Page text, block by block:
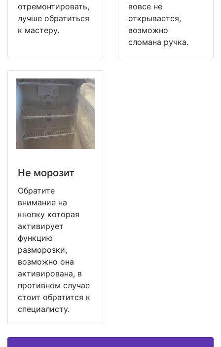
отремонтировать,
лучше обратиться
к мастеру.
вовсе не
открывается,
возможно
сломана ручка.
Не морозит
Обратите
внимание на
кнопку которая
активирует
функцию
разморозки,
возможно она
активирована, в
противном случае
стоит обратится к
специалисту.